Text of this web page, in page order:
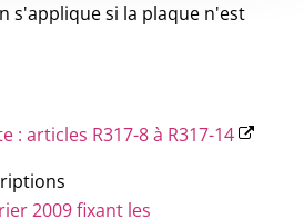
s'applique si la plaque n'est
: articles R317-8 à R317-14
2009 fixant les